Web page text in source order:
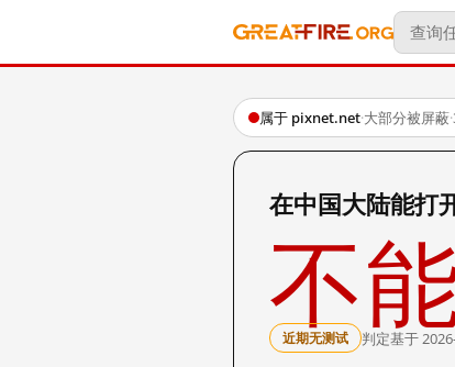
属于 pixnet.net·大部分被屏蔽·
在中国大陆能
不能
近期无测试 判定基于